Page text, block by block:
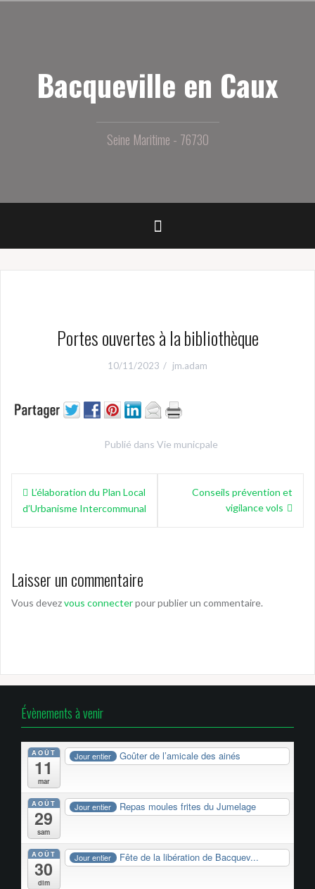
Bacqueville en Caux
Seine Maritime - 76730
Portes ouvertes à la bibliothèque
10/11/2023 jm.adam
Publié dans Vie municpale
Navigation
de L’élaboration du Plan Local
d’Urbanisme Intercommunal
Conseils prévention et
vigilance vols
Laisser un commentaire
Vous devezvous connecterpour publier un commentaire.
Évènements à venir
AOÛT
11
mar
Jour entier Goûter de l’amicale des ainés
AOÛT
29
sam
Jour entier Repas moules frites du Jumelage
AOÛT
30
dim
Jour entier Fête de la libération de Bacquev...